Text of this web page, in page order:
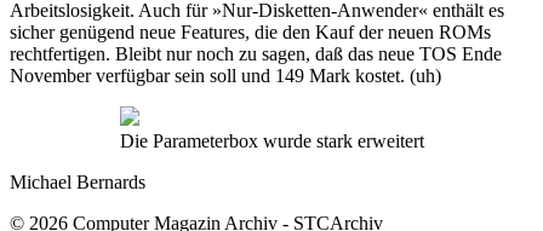
Arbeitslosigkeit. Auch für »Nur-Disketten-Anwender« enthält es
sicher genügend neue Features, die den Kauf der neuen ROMs
rechtfertigen. Bleibt nur noch zu sagen, daß das neue TOS Ende
November verfügbar sein soll und 149 Mark kostet. (uh)
Die Parameterbox wurde stark erweitert
Michael Bernards
© 2026 Computer Magazin Archiv - STCArchiv